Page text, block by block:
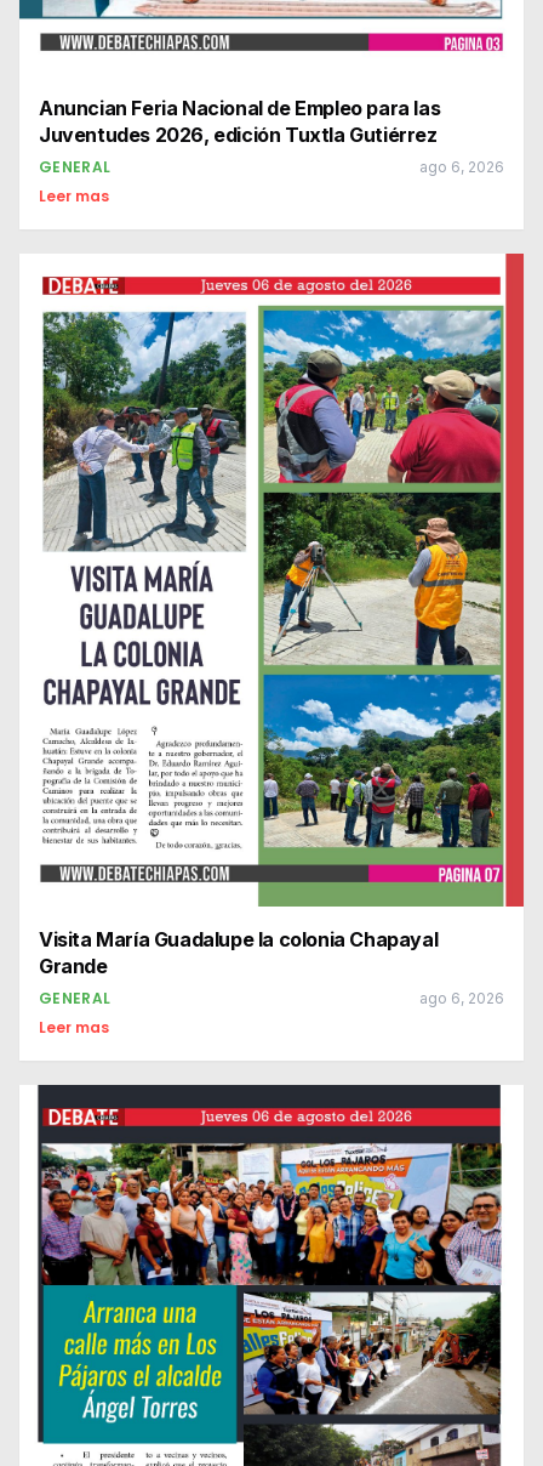
Anuncian Feria Nacional de Empleo para las
Juventudes 2026, edición Tuxtla Gutiérrez
GENERAL ago 6, 2026
Leer mas
Visita María Guadalupe la colonia Chapayal
Grande
GENERAL ago 6, 2026
Leer mas